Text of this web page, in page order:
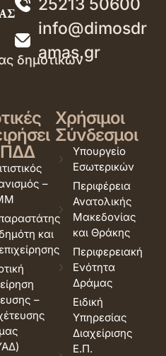
25213 50600
info@dimosdr
amas.gr
δημοτικών
–
και
–
Χρήσιμοι
Σύνδεσμοι
Υπουργείο
Εσωτερικών
Περιφέρεια
Ανατολικής
Μακεδονίας
και Θράκης
Περιφερειακή
Ενότητα
Δράμας
Ειδική
Υπηρεσίας
Διαχείρισης
Ε.Π.